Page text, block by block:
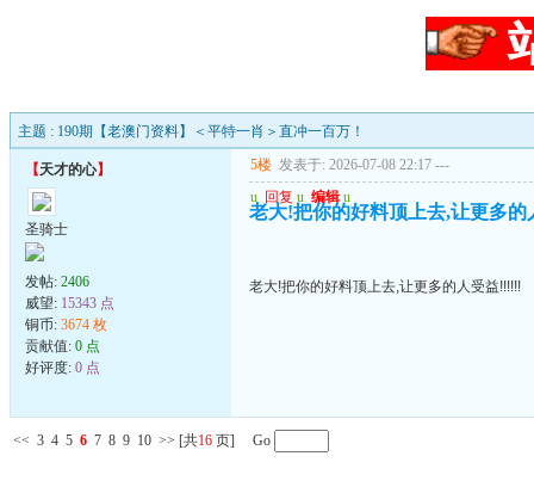
主题 : 190期【老澳门资料】＜平特一肖＞直冲一百万！
【天才的心】
圣骑士
发帖: 2406
威望: 15343 点
铜币: 3674 枚
贡献值: 0 点
好评度: 0 点
5楼 发表于: 2026-07-08 22:17 ---
u 回复 u 编辑 u
老大!把你的好料顶上去,让更多
老大!把你的好料顶上去,让更多的人受益!!!!!!
<< 3 4 5 6 7 8 9 10 >> [共16 页] Go